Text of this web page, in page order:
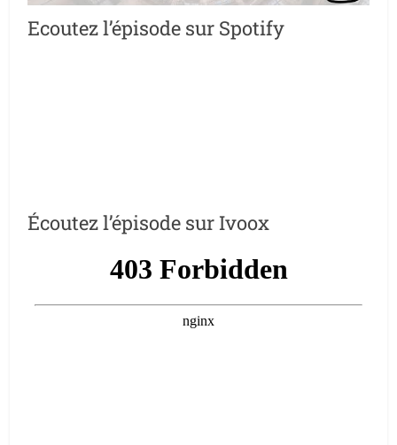
Ecoutez l’épisode sur Spotify
Écoutez l’épisode sur Ivoox